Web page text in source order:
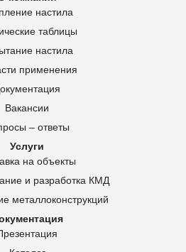
настила
таблицы
настила
применения
Вакансии
– ответы
Услуги
на объекты
и разработка КМД
металлоконструкций